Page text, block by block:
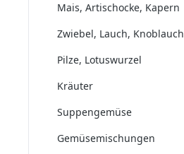
Mais, Artischocke, Kapern
Zwiebel, Lauch, Knoblauch
Pilze, Lotuswurzel
Kräuter
Suppengemüse
Gemüsemischungen